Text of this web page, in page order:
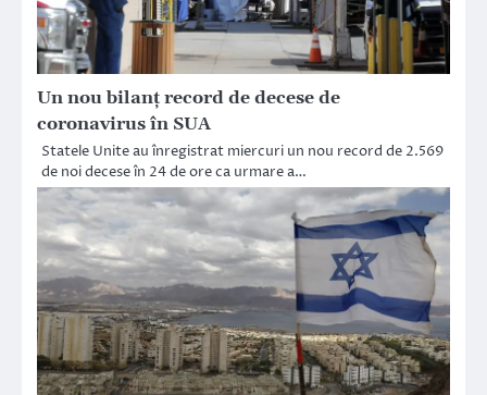
Un nou bilanț record de decese de
coronavirus în SUA
Statele Unite au înregistrat miercuri un nou record de 2.569
de noi decese în 24 de ore ca urmare a…